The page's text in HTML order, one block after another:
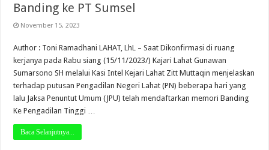
Banding ke PT Sumsel
November 15, 2023
Author : Toni Ramadhani LAHAT, LhL – Saat Dikonfirmasi di ruang
kerjanya pada Rabu siang (15/11/2023/) Kajari Lahat Gunawan
Sumarsono SH melalui Kasi Intel Kejari Lahat Zitt Muttaqin menjelaskan
terhadap putusan Pengadilan Negeri Lahat (PN) beberapa hari yang
lalu Jaksa Penuntut Umum (JPU) telah mendaftarkan memori Banding
Ke Pengadilan Tinggi …
Baca Selanjutnya...